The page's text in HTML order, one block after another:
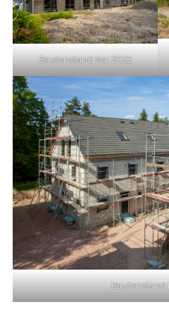
Bautenstand Mai 2022
Bautenstand